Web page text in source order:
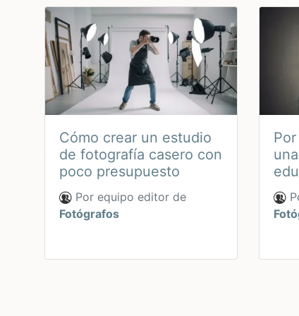
Cómo crear un estudio
de fotografía casero con
poco presupuesto
Por equipo editor de
Fotógrafos